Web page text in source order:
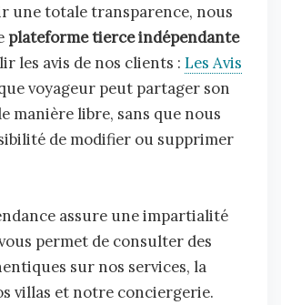
une totale transparence, nous
plateforme tierce indépendante
les avis de nos clients : Les Avis
voyageur peut partager son
manière libre, sans que nous
de modifier ou supprimer
assure une impartialité
permet de consulter des
sur nos services, la
villas et notre conciergerie.